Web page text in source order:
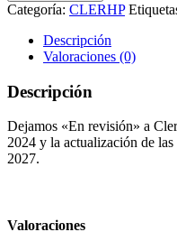
Categoría: CLERHP
Descripción
Valoraciones (0)
Descripción
Dejamos «En revisión» a
2024 y la actualización de
2027.
Valoraciones